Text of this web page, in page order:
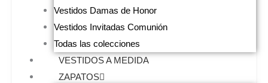
Vestidos Damas de Honor
Vestidos Invitadas Comunión
Todas las colecciones
VESTIDOS A MEDIDA
ZAPATOS